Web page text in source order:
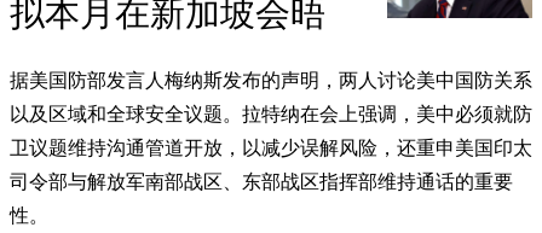
拟本月在新加坡会晤
据美国防部发言人梅纳斯发布的声明，两人讨论美中国防关系
以及区域和全球安全议题。拉特纳在会上强调，美中必须就防
卫议题维持沟通管道开放，以减少误解风险，还重申美国印太
司令部与解放军南部战区、东部战区指挥部维持通话的重要
性。